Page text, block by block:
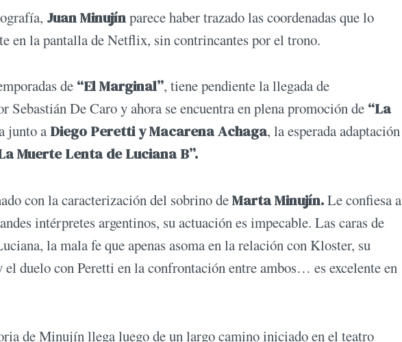
Juan Minujínparece haber trazado las coordenadas que lo
en la pantalla de Netflix, sin contrincantes por el trono.
de “El Marginal”, tiene pendiente la llegada de
Sebastián De Caro y ahora se encuentra en plena promoción de “La
junto a Diego Peretti y Macarena Achaga, la esperada adaptación
Muerte Lenta de Luciana B”.
con la caracterización del sobrino deMarta Minujín.Le confiesa a
intérpretes argentinos, su actuación es impecable. Las caras de
la mala fe que apenas asoma en la relación con Kloster, su
duelo con Peretti en la confrontación entre ambos… es excelente en
de Minujín llega luego de un largo camino iniciado en el teatro